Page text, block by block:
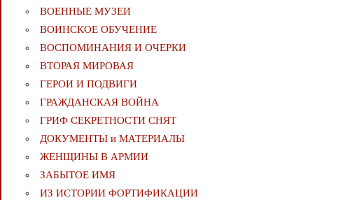
ВОЕННЫЕ МУЗЕИ
ВОИНСКОЕ ОБУЧЕНИЕ
ВОСПОМИНАНИЯ И ОЧЕРКИ
ВТОРАЯ МИРОВАЯ
ГЕРОИ И ПОДВИГИ
ГРАЖДАНСКАЯ ВОЙНА
ГРИФ СЕКРЕТНОСТИ СНЯТ
ДОКУМЕНТЫ и МАТЕРИАЛЫ
ЖЕНЩИНЫ В АРМИИ
ЗАБЫТОЕ ИМЯ
ИЗ ИСТОРИИ ФОРТИФИКАЦИИ